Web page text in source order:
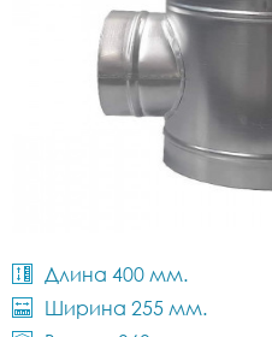
Длина 400 мм.
Ширина 255 мм.